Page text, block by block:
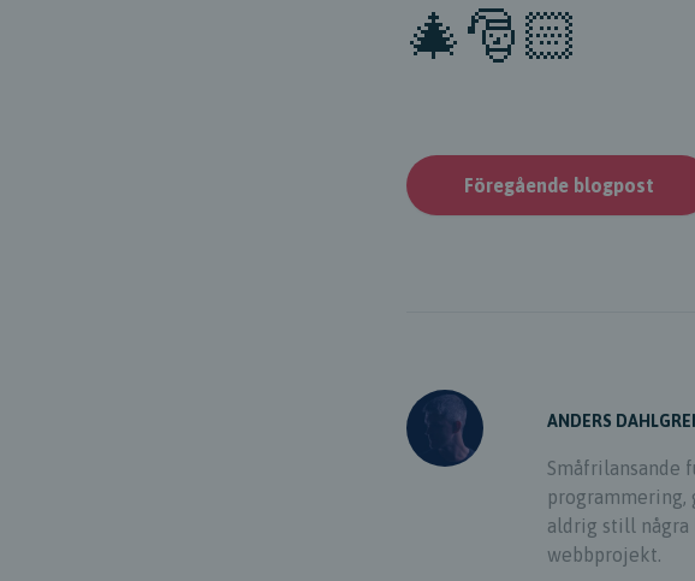
🎄🎅🏻
Föregående blogpost
ANDERS
Småfrilansande
programmering,
aldrig still några
webbprojekt.